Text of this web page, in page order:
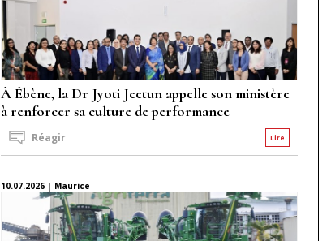
À Ébène, la Dr Jyoti Jeetun appelle son ministère
à renforcer sa culture de performance
Lire
Réagir
10.07.2026 | Maurice